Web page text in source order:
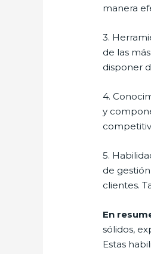
manera
3.
de las
disponer
4.
y
5.
de
clientes.
En
sólidos,
Estas